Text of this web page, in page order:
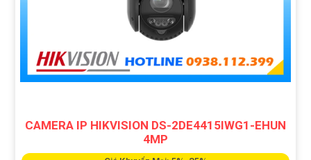
CAMERA IP HIKVISION DS-2DE4415IWG1-EHUN
4MP